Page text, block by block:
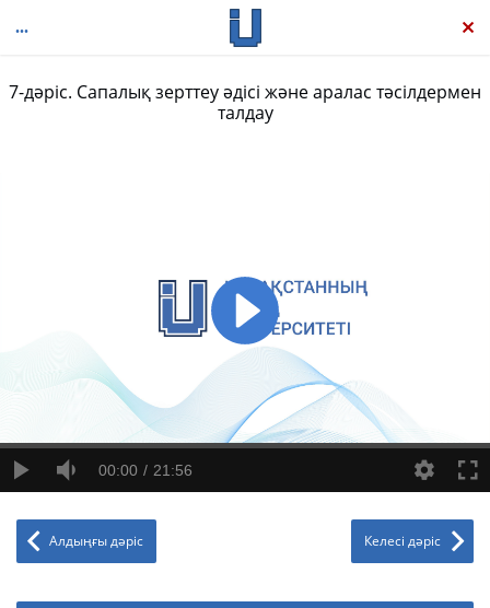
7-дәріс. Сапалық зерттеу әдісі және аралас тәсілдермен
талдау
00:00 21:56
Алдыңғы дәріс Келесі дәріс